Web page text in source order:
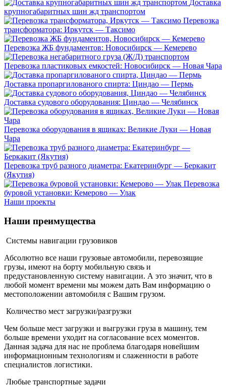
Доставка
крупногабаритных шин жд транспортом
Перевозка
трансформатора: Иркутск — Таксимо
Перевозка ЖБ фундаментов: Новосибирск — Кемерево
Перевозка пластиковых емкостей: Новосибирск — Новая Чара
Доставка пропаргилованого спирта: Циндао — Пермь
Доставка судового оборудования: Циндао — Челябинск
Перевозка оборудования в ящиках: Великие Луки — Новая
Чара
Перевозка труб разного диаметра: Екатеринбург — Беркакит
(Якутия)
Перевозка
буровой установки: Кемерово — Улак
Наши проекты
Наши преимущества
Системы навигации грузовиков
Абсолютно все наши грузовые автомобили, перевозящие
грузы, имеют на борту мобильную связь и
предустановленную систему навигации. А это значит, что в
любой момент времени мы можем дать Вам информацию о
местоположении автомобиля с Вашим грузом.
Количество мест загрузки/разгрузки
Чем больше мест загрузки и выгрузки груза в машину, тем
больше времени уходит на согласование всех моментов.
Данная задача для нас не проблема благодаря новейшим
информационным технологиям и слаженности в работе
специалистов логистики.
Любые транспортные задачи